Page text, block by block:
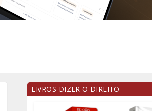
LIVROS DIZER O DIREITO